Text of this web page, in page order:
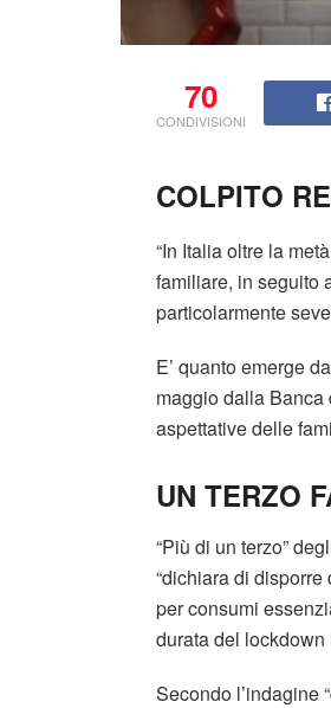
70
CONDIVISIONI
COLPITO
“In Italia oltre la
familiare, in seguito
particolarmente
E’ quanto emerge
maggio dalla Banca
aspettative delle
UN TERZO
“Più di un terzo”
“dichiara di
per consumi
durata del lockdown
Secondo l’indagine